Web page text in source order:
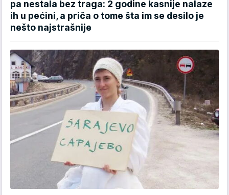
pa nestala bez traga: 2 godine kasnije nalaze
ih u pećini, a priča o tome šta im se desilo je
nešto najstrašnije